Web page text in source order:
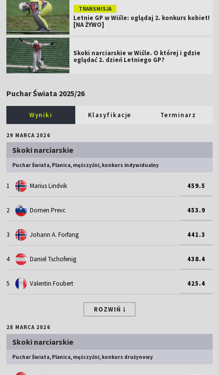
TRANSMISJA
Letnie GP w Wiśle: oglądaj 2. konkurs kobiet!
[NA ŻYWO]
Skoki narciarskie w Wiśle. O której i gdzie
oglądać 2. dzień Letniego GP?
Puchar Świata 2025/26
Wyniki Klasyfikacje Terminarz
29 MARCA 2026
Skoki narciarskie
Puchar Świata, Planica, mężczyźni, konkurs indywidualny
1 Marius Lindvik 459.5
2 Domen Prevc 453.9
3 Johann A. Forfang 441.3
4 Daniel Tschofenig 438.4
5 Valentin Foubert 425.4
ROZWIŃ
28 MARCA 2026
Skoki narciarskie
Puchar Świata, Planica, mężczyźni, konkurs drużynowy